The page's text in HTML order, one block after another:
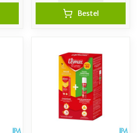
Bestel